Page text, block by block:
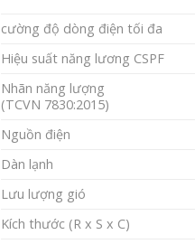
cường độ dòng điện tối đa
Hiệu suất năng lương CSPF
Nhãn năng lượng
(TCVN 7830:2015)
Nguồn điện
Dàn lạnh
Lưu lượng gió
Kích thước (R x S x C)